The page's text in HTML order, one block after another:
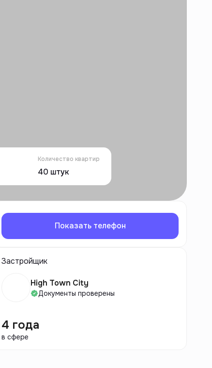
Количество квартир
40 штук
Показать телефон
Застройщик
High Town City
Документы проверены
4 года
в сфере